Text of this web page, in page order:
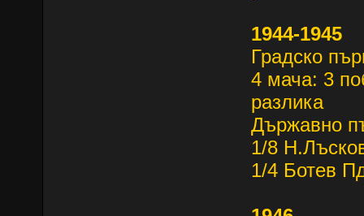
1944-1945
Градско
4 мача: 3
разлика
Държавно
1/8
1/4 Ботев